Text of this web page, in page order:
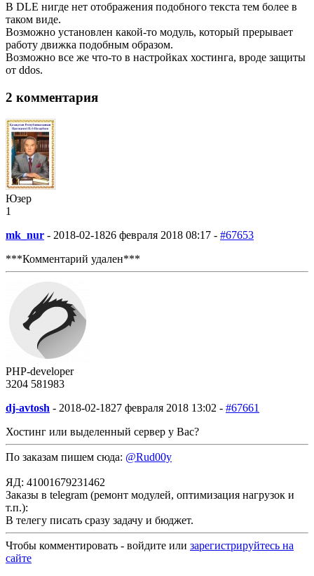
В DLE нигде нет отображения подобного текста тем более в
таком виде.
Возможно установлен какой-то модуль, который прерывает
работу движка подобным образом.
Возможно все же что-то в настройках хостинга, вроде защиты
от ddos.
2 комментария
Юзер
1
mk_nur - 2018-02-1826 февраля 2018 08:17 - #67653
***Комментарий удален***
PHP-developer
3204 581983
dj-avtosh - 2018-02-1827 февраля 2018 13:02 - #67661
Хостинг или выделенный сервер у Вас?
По заказам пишем сюда: @Rud00y
ЯД: 41001679231462
Заказы в telegram (ремонт модулей, оптимизация нагрузок и
т.п.):
В телегу писать сразу задачу и бюджет.
Чтобы комментировать - войдите или зарегистрируйтесь на
сайте